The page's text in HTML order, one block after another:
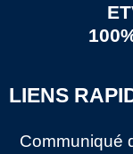
LIENS
Communiqué